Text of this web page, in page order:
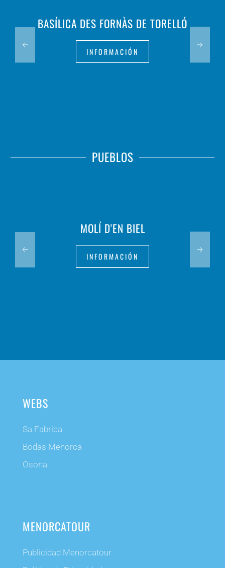
BASÍLICA DES FORNÀS DE TORELLÓ
INFORMACIÓN
PUEBLOS
MOLÍ D'EN BIEL
INFORMACIÓN
WEBS
Sa Fabrica
Bodas Menorca
Osona
MENORCATOUR
Publicidad Menorcatour